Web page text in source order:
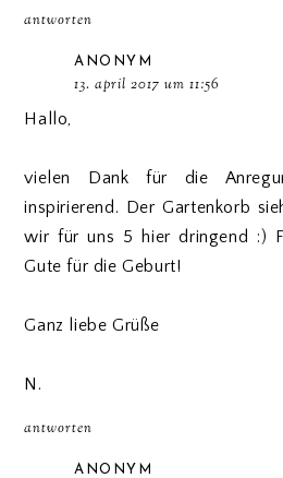
antworten
ANONYM
13. april 2017 um 11:56
Hallo,
vielen Dank für die
inspirierend. Der Gartenkorb
wir für uns 5 hier dringend :)
Gute für die Geburt!
Ganz liebe Grüße
N.
antworten
ANONYM